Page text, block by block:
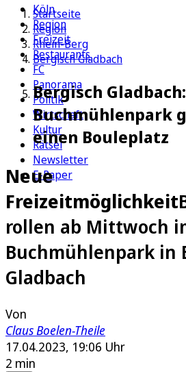
Köln
Region
Freizeit
Restaurants
FC
Panorama
Politik
Wirtschaft
Kultur
Rätsel
Newsletter
E-Paper
Startseite
Region
Rhein-Berg
Bergisch Gladbach
Bergisch
Buchmühlenpark
einen Bouleplatz
Neue
Freizeitmöglichkeit
rollen ab Mittwoch
Buchmühlenpark in
Gladbach
Von
Claus Boelen-Theile
17.04.2023, 19:06 Uhr
2 min